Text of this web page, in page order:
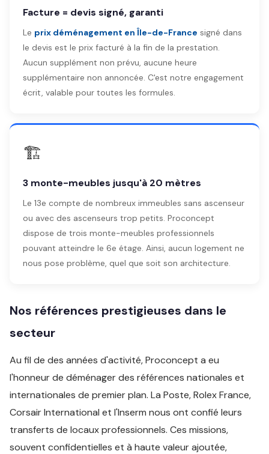
Facture = devis signé, garanti
Le prix déménagement en Île-de-France signé dans
le devis est le prix facturé à la fin de la prestation.
Aucun supplément non prévu, aucune heure
supplémentaire non annoncée. C'est notre engagement
écrit, valable pour toutes les formules.
🏗️
3 monte-meubles jusqu'à 20 mètres
Le 13e compte de nombreux immeubles sans ascenseur
ou avec des ascenseurs trop petits. Proconcept
dispose de trois monte-meubles professionnels
pouvant atteindre le 6e étage. Ainsi, aucun logement ne
nous pose problème, quel que soit son architecture.
Nos références prestigieuses dans le
secteur
Au fil de des années d'activité, Proconcept a eu
l'honneur de déménager des références nationales et
internationales de premier plan. La Poste, Rolex France,
Corsair International et l'Inserm nous ont confié leurs
transferts de locaux professionnels. Ces missions,
souvent confidentielles et à haute valeur ajoutée,